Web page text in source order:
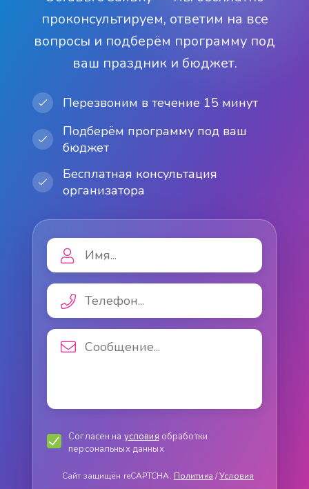
проконсультируем, ответим на все
вопросы и подберём программу под
ваш праздник и бюджет.
Перезвоним в течение 15 минут
Подберём программу под ваш
бюджет
Бесплатная консультация
организатора
Согласен на условия обработки
персональных данных
Сайт защищён reCAPTCHA. Политика /Условия